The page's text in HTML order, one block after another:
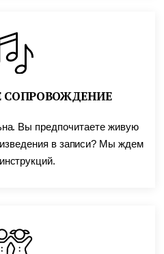
СОПРОВОЖДЕНИЕ
Вы предпочитаете живую
в записи? Мы ждем